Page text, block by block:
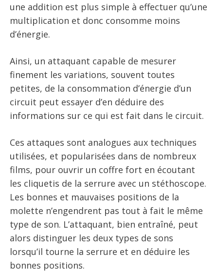
une addition est plus simple à effectuer qu’une
multiplication et donc consomme moins
d’énergie.
Ainsi, un attaquant capable de mesurer
finement les variations, souvent toutes
petites, de la consommation d’énergie d’un
circuit peut essayer d’en déduire des
informations sur ce qui est fait dans le circuit.
Ces attaques sont analogues aux techniques
utilisées, et popularisées dans de nombreux
films, pour ouvrir un coffre fort en écoutant
les cliquetis de la serrure avec un stéthoscope.
Les bonnes et mauvaises positions de la
molette n’engendrent pas tout à fait le même
type de son. L’attaquant, bien entraîné, peut
alors distinguer les deux types de sons
lorsqu’il tourne la serrure et en déduire les
bonnes positions.